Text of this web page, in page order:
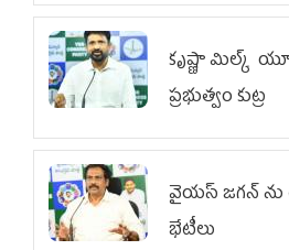
కృష్ణా మిల్క్‌
ప్రభుత్వం కుట్ర
వైయ‌స్ జగన్‌ ను
భేటీలు